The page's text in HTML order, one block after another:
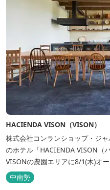
HACIENDA VISON（VISON）
株式会社コンランショップ・ジ
のホテル「HACIENDA VISON（
VISONの農園エリアに8/1(木)オープン。 VISONでも最
農園エリアに建つHACIENDA
の“HACIENDA”は、スペイン語で
中南勢